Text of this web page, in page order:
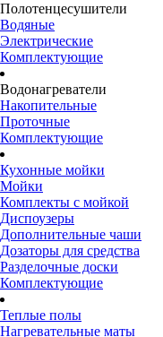
Полотенцесушители
Водяные
Электрические
Комплектующие
Водонагреватели
Накопительные
Проточные
Комплектующие
Кухонные мойки
Мойки
Комплекты с мойкой
Диспоузеры
Дополнительные чаши
Дозаторы для средства
Разделочные доски
Комплектующие
Теплые полы
Нагревательные маты